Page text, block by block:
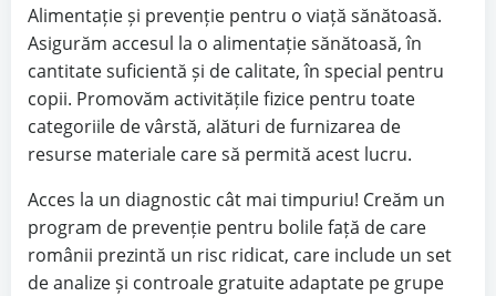
Alimentație și prevenție pentru o viață sănătoasă.
Asigurăm accesul la o alimentație sănătoasă, în
cantitate suficientă și de calitate, în special pentru
copii. Promovăm activitățile fizice pentru toate
categoriile de vârstă, alături de furnizarea de
resurse materiale care să permită acest lucru.
Acces la un diagnostic cât mai timpuriu! Creăm un
program de prevenție pentru bolile față de care
românii prezintă un risc ridicat, care include un set
de analize și controale gratuite adaptate pe grupe